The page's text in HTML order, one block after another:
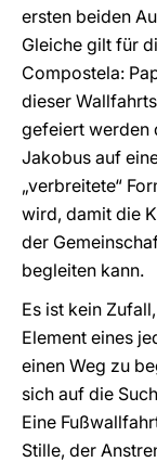
ersten beiden
Gleiche gilt für
Compostela:
dieser
gefeiert werden
Jakobus auf
„verbreitete“
wird, damit die
der
begleiten kann.
Es ist kein
Element eines
einen Weg zu
sich auf die
Eine
Stille, der